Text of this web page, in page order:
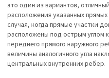
это один из вариантов,
расположения указанных
случая, когда прямые участки
расположены под острым углом
переднего прямого наружного
величины аналогичного угла
центральных внутренних ребер.